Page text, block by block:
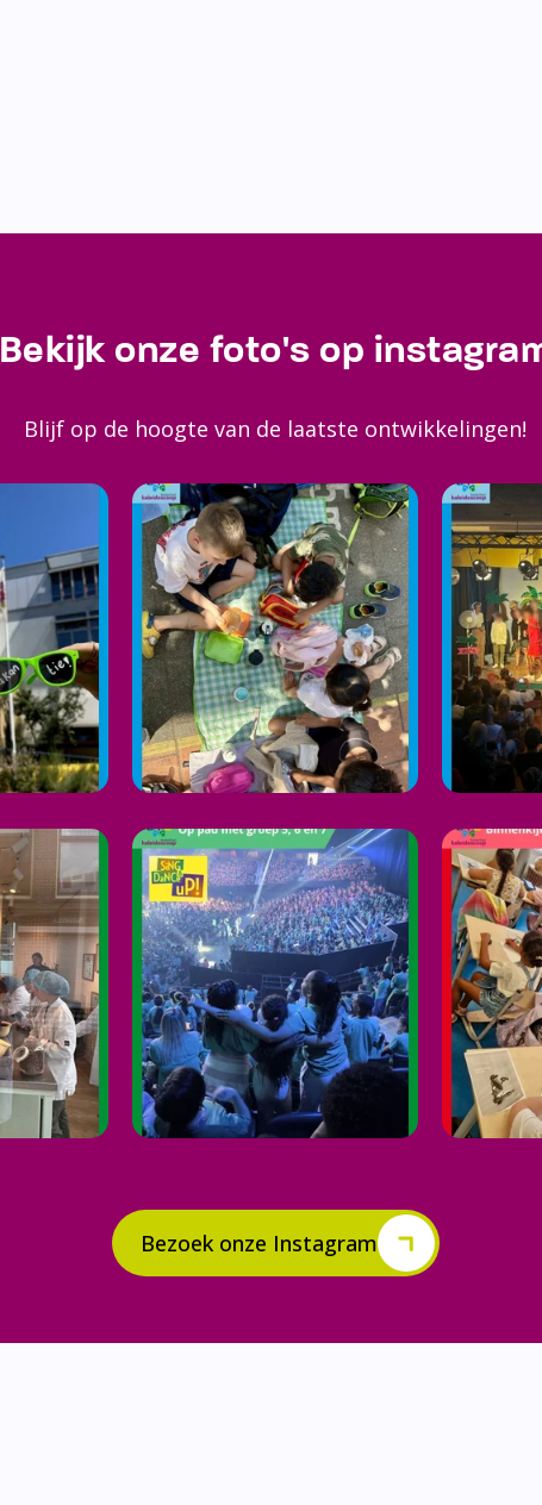
Bekijk onze foto's op
Blijf op de hoogte van de laatste ontwikkelingen!
Bezoek onze Instagram